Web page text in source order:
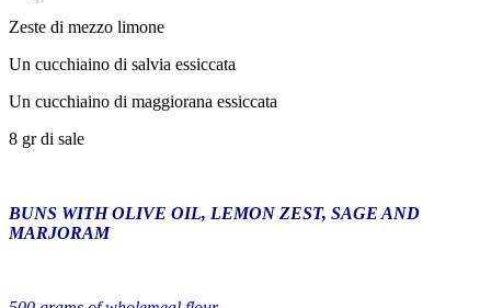
Zeste di mezzo limone
Un cucchiaino di salvia essiccata
Un cucchiaino di maggiorana essiccata
8 gr di sale
BUNS WITH OLIVE OIL, LEMON ZEST, SAGE AND
MARJORAM